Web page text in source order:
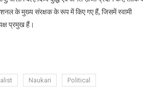
के मुख्य संरक्षक के रूप में किए गए हैं, जिसमें स्वामी
प्रमुख हैं।
Naukari
Political